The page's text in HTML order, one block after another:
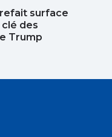
surface
des
Trump